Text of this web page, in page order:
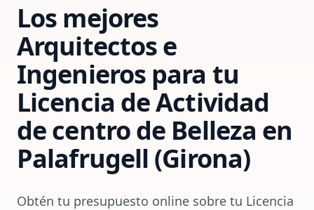
Los mejores
Arquitectos e
Ingenieros para tu
Licencia de Actividad
de centro de Belleza en
Palafrugell (Girona)
Obtén tu presupuesto online sobre tu Licencia